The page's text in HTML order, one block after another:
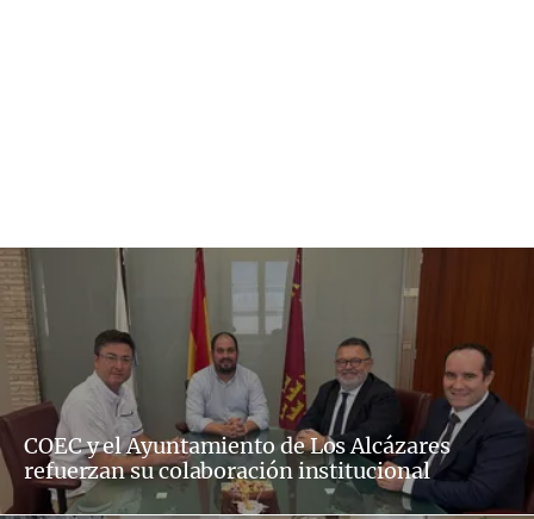
COEC y el Ayuntamiento de Los Alcázares
refuerzan su colaboración institucional